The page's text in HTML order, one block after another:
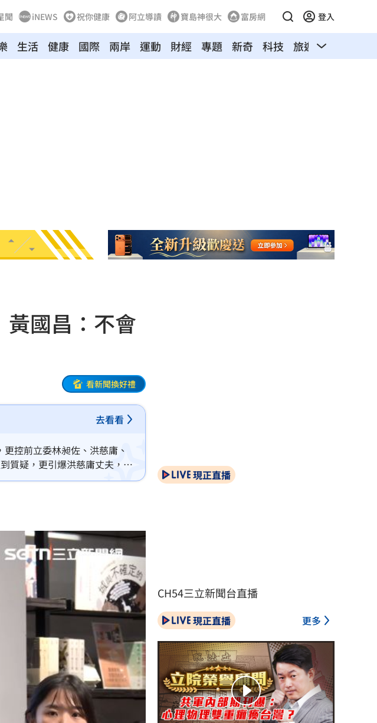
聞 iNEWS 祝你健康 阿立導讀 寶島神很大 富房網 登入
生活 健康 國際 兩岸 運動 財經 專題 新奇 科技 旅遊 汽車
國昌：不會
看新聞換好禮
去看看
控前立委林昶佐、洪慈庸、
質疑，更引爆洪慈庸丈夫，也
書發表會上再次重申，自己說
現正直播
CH54三立新聞台直播
現正直播 更多